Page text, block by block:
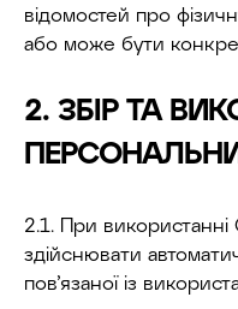
відомостей про
або може бути
2. ЗБІР ТА
2.1. При
здійснювати
пов’язаної із